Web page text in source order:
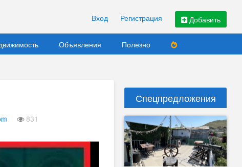
Добавить
Вход Регистрация
Объявления Полезно
831
Спецпредложения